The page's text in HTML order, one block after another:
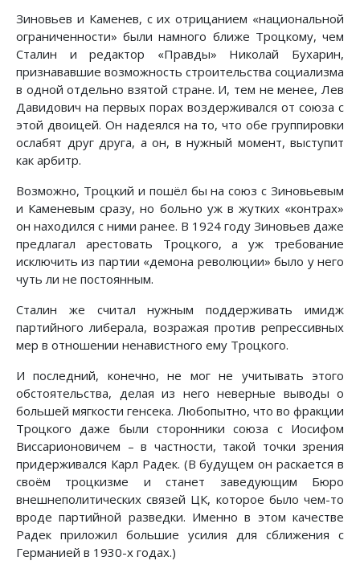
Зиновьев и Каменев, с их отрицанием «национальной
ограниченности» были намного ближе Троцкому, чем
Сталин и редактор «Правды» Николай Бухарин,
признававшие возможность строительства социализма
в одной отдельно взятой стране. И, тем не менее, Лев
Давидович на первых порах воздерживался от союза с
этой двоицей. Он надеялся на то, что обе группировки
ослабят друг друга, а он, в нужный момент, выступит
как арбитр.
Возможно, Троцкий и пошёл бы на союз с Зиновьевым
и Каменевым сразу, но больно уж в жутких «контрах»
он находился с ними ранее. В 1924 году Зиновьев даже
предлагал арестовать Троцкого, а уж требование
исключить из партии «демона революции» было у него
чуть ли не постоянным.
Сталин же считал нужным поддерживать имидж
партийного либерала, возражая против репрессивных
мер в отношении ненавистного ему Троцкого.
И последний, конечно, не мог не учитывать этого
обстоятельства, делая из него неверные выводы о
большей мягкости генсека. Любопытно, что во фракции
Троцкого даже были сторонники союза с Иосифом
Виссарионовичем – в частности, такой точки зрения
придерживался Карл Радек. (В будущем он раскается в
своём троцкизме и станет заведующим Бюро
внешнеполитических связей ЦК, которое было чем-то
вроде партийной разведки. Именно в этом качестве
Радек приложил большие усилия для сближения с
Германией в 1930-х годах.)